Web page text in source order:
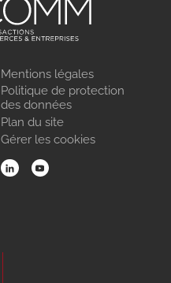
Mentions légales
Politique de protection
des données
Plan du site
Gérer les cookies